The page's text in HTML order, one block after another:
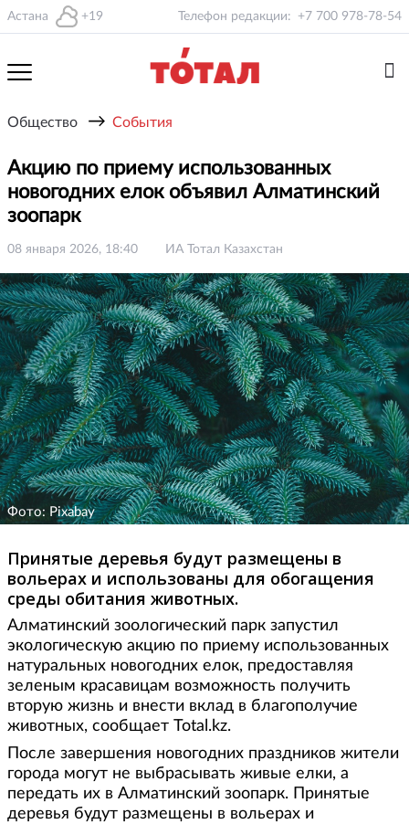
Астана +19 Телефон редакции: +7 700 978-78-54
Общество → События
Акцию по приему использованных
новогодних елок объявил Алматинский
зоопарк
08 января 2026, 18:40 ИА Тотал Казахстан
Фото: Pixabay
Принятые деревья будут размещены в
вольерах и использованы для обогащения
среды обитания животных.
Алматинский зоологический парк запустил
экологическую акцию по приему использованных
натуральных новогодних елок, предоставляя
зеленым красавицам возможность получить
вторую жизнь и внести вклад в благополучие
животных, сообщает Total.kz.
После завершения новогодних праздников жители
города могут не выбрасывать живые елки, а
передать их в Алматинский зоопарк. Принятые
деревья будут размещены в вольерах и